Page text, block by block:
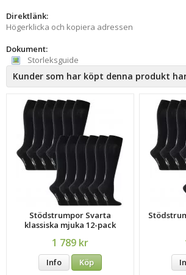
Direktlänk:
Högerklicka och kopiera adressen
Dokument:
Storleksguide
Kunder som har köpt denna produkt
Stödstrumpor Svarta
klassiska mjuka 12-pack
1 789 kr
Info Köp